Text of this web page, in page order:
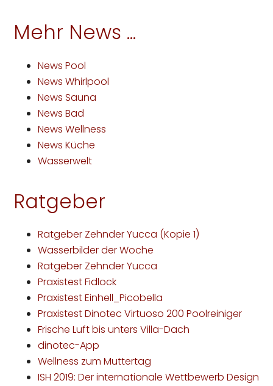
Mehr News ...
News Pool
News Whirlpool
News Sauna
News Bad
News Wellness
News Küche
Wasserwelt
Ratgeber
Ratgeber Zehnder Yucca (Kopie 1)
Wasserbilder der Woche
Ratgeber Zehnder Yucca
Praxistest Fidlock
Praxistest Einhell_Picobella
Praxistest Dinotec Virtuoso 200 Poolreiniger
Frische Luft bis unters Villa-Dach
dinotec-App
Wellness zum Muttertag
ISH 2019: Der internationale Wettbewerb Design